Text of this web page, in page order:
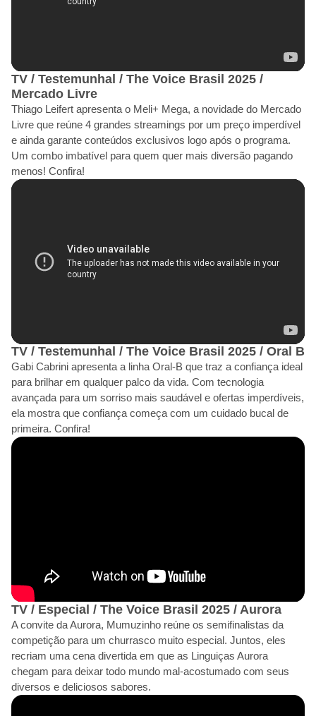
TV / Testemunhal / The Voice Brasil 2025 /
Mercado Livre
Thiago Leifert apresenta o Meli+ Mega, a novidade do Mercado
Livre que reúne 4 grandes streamings por um preço imperdível
e ainda garante conteúdos exclusivos logo após o programa.
Um combo imbatível para quem quer mais diversão pagando
menos! Confira!
TV / Testemunhal / The Voice Brasil 2025 / Oral B
Gabi Cabrini apresenta a linha Oral‑B que traz a confiança ideal
para brilhar em qualquer palco da vida. Com tecnologia
avançada para um sorriso mais saudável e ofertas imperdíveis,
ela mostra que confiança começa com um cuidado bucal de
primeira. Confira!
TV / Especial / The Voice Brasil 2025 / Aurora
A convite da Aurora, Mumuzinho reúne os semifinalistas da
competição para um churrasco muito especial. Juntos, eles
recriam uma cena divertida em que as Linguiças Aurora
chegam para deixar todo mundo mal-acostumado com seus
diversos e deliciosos sabores.